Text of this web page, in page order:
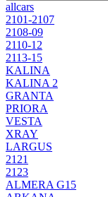
allcars
2101-2107
2108-09
2110-12
2113-15
KALINA
KALINA 2
GRANTA
PRIORA
VESTA
XRAY
LARGUS
2121
2123
ALMERA G15